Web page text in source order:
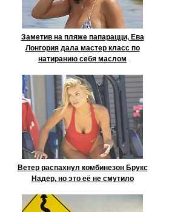
Заметив на пляже папарацци, Ева
Лонгория дала мастер класс по
натиранию себя маслом
Ветер распахнул комбинезон Брукс
Надер, но это её не смутило